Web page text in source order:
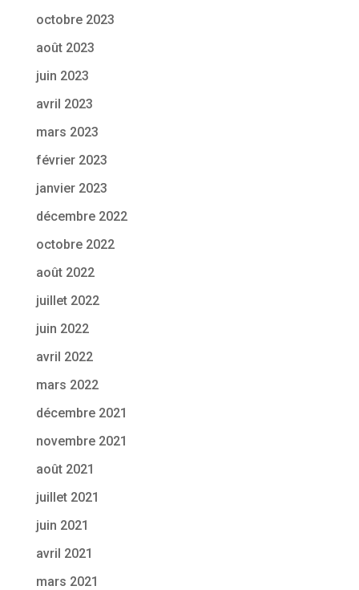
octobre 2023
août 2023
juin 2023
avril 2023
mars 2023
février 2023
janvier 2023
décembre 2022
octobre 2022
août 2022
juillet 2022
juin 2022
avril 2022
mars 2022
décembre 2021
novembre 2021
août 2021
juillet 2021
juin 2021
avril 2021
mars 2021